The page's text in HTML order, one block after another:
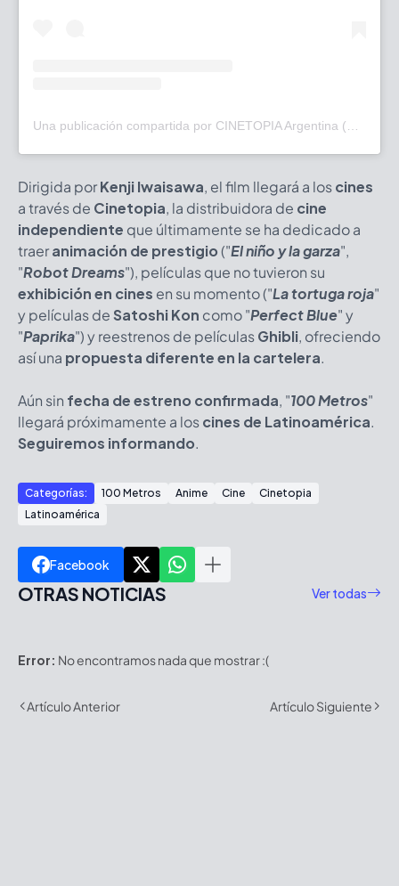
Dirigida porKenji Iwaisawa, el film llegará a loscines
a través de Cinetopia, la distribuidora de cine
independiente que últimamente se ha dedicado a
traeranimación de prestigio("El niño y la garza",
"Robot Dreams"), películas que no tuvieron su
exhibición en cines en su momento ("La tortuga roja"
y películas de Satoshi Kon como "Perfect Blue" y
"Paprika") y reestrenos de películasGhibli, ofreciendo
así una propuesta diferente en la cartelera.
Aún sin fecha de estreno confirmada, "100 Metros"
llegará próximamente a loscines de Latinoamérica.
Seguiremos informando.
Categorías: 100 Metros Anime Cine
Cinetopia
Latinoamérica
Facebook
OTRAS NOTICIAS Ver todas
Error: No encontramos nada que mostrar :(
Artículo Anterior Artículo Siguiente